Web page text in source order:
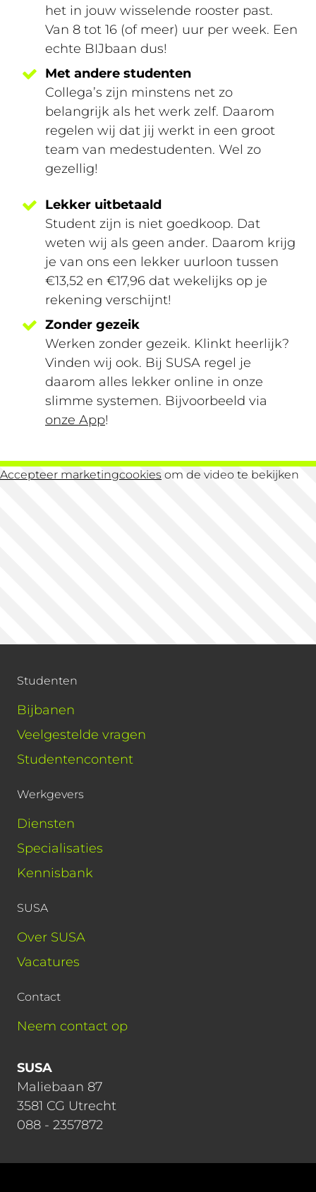
het in jouw wisselende rooster past.
Van 8 tot 16 (of meer) uur per week. Een
echte BIJbaan dus!
Met andere studenten
Collega’s zijn minstens net zo
belangrijk als het werk zelf. Daarom
regelen wij dat jij werkt in een groot
team van medestudenten. Wel zo
gezellig!
Lekker uitbetaald
Student zijn is niet goedkoop. Dat
weten wij als geen ander. Daarom krijg
je van ons een lekker uurloon tussen
€13,52 en €17,96 dat wekelijks op je
rekening verschijnt!
Zonder gezeik
Werken zonder gezeik. Klinkt heerlijk?
Vinden wij ook. Bij SUSA regel je
daarom alles lekker online in onze
slimme systemen. Bijvoorbeeld via
onze App!
Accepteer marketingcookies om de video te bekijken
Studenten
Bijbanen
Veelgestelde vragen
Studentencontent
Werkgevers
Diensten
Specialisaties
Kennisbank
SUSA
Over SUSA
Vacatures
Contact
Neem contact op
SUSA
Maliebaan 87
3581 CG Utrecht
088 - 2357872